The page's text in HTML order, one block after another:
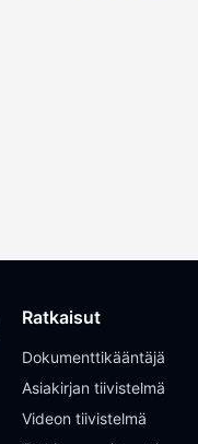
Ratkaisut
Dokumenttikääntäjä
Asiakirjan tiivistelmä
Videon tiivistelmä